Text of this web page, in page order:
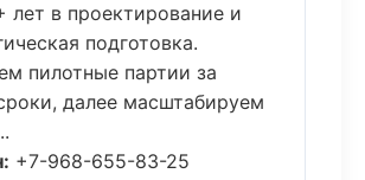
лет в проектирование и
подготовка.
пилотные партии за
далее масштабируем
+7-968-655-83-25